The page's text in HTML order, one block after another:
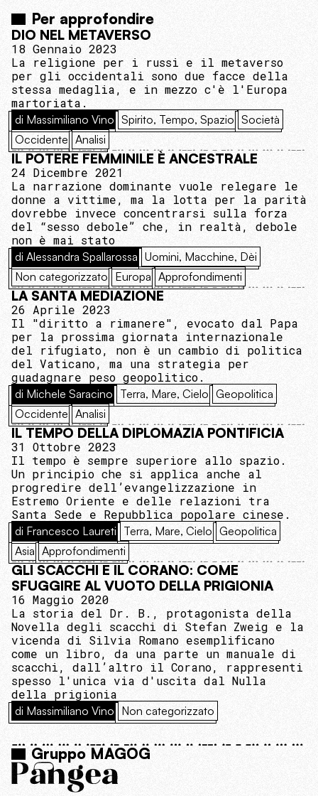
Per approfondire
DIO NEL METAVERSO
18 Gennaio 2023
La religione per i russi e il metaverso
per gli occidentali sono due facce della
stessa medaglia, e in mezzo c'è l'Europa
martoriata.
di Massimiliano Vino Spirito, Tempo, Spazio Società
Occidente Analisi
IL POTERE FEMMINILE È ANCESTRALE
24 Dicembre 2021
La narrazione dominante vuole relegare le
donne a vittime, ma la lotta per la parità
dovrebbe invece concentrarsi sulla forza
del “sesso debole” che, in realtà, debole
non è mai stato
di Alessandra Spallarossa Uomini, Macchine, Dèi
Non categorizzato Europa Approfondimenti
LA SANTA MEDIAZIONE
26 Aprile 2023
Il "diritto a rimanere", evocato dal Papa
per la prossima giornata internazionale
del rifugiato, non è un cambio di politica
del Vaticano, ma una strategia per
guadagnare peso geopolitico.
di Michele Saracino Terra, Mare, Cielo Geopolitica
Occidente Analisi
IL TEMPO DELLA DIPLOMAZIA PONTIFICIA
31 Ottobre 2023
Il tempo è sempre superiore allo spazio.
Un principio che si applica anche al
progredire dell’evangelizzazione in
Estremo Oriente e delle relazioni tra
Santa Sede e Repubblica popolare cinese.
di Francesco Laureti Terra, Mare, Cielo Geopolitica
Asia Approfondimenti
GLI SCACCHI E IL CORANO: COME
SFUGGIRE AL VUOTO DELLA PRIGIONIA
16 Maggio 2020
La storia del Dr. B., protagonista della
Novella degli scacchi di Stefan Zweig e la
vicenda di Silvia Romano esemplificano
come un libro, da una parte un manuale di
scacchi, dall’altro il Corano, rappresenti
spesso l'unica via d'uscita dal Nulla
della prigionia
di Massimiliano Vino Non categorizzato
Gruppo MAGOG